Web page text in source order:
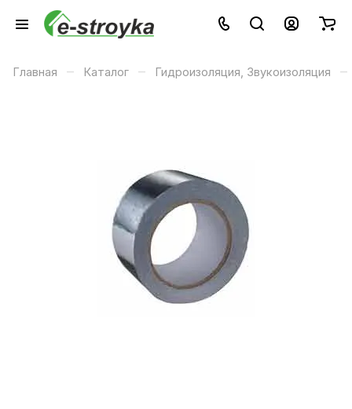
Главная – Каталог – Гидроизоляция, Звукоизоляция –